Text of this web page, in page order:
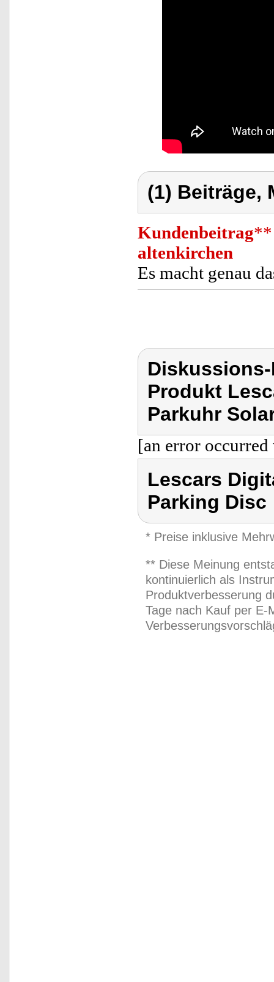
(1) Beiträge,
Kundenbeitrag**
altenkirchen
Es macht genau
Produkt
Parkuhr
[an error
Lescars
Parking Disc
* Preise inklusive
** Diese Meinung
kontinuierlich als
Produktverbesserung
Tage nach Kauf per E-